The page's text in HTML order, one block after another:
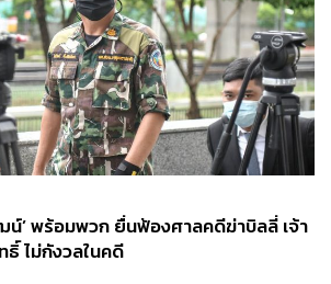
น์’ พร้อมพวก ยื่นฟ้องศาลคดีฆ่าบิลลี่ เจ้า
ไม่กังวลในคดี